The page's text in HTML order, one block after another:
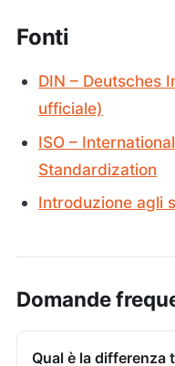
Fonti
DIN – Deutsches
ufficiale)
ISO –
Standardization
Introduzione agli
Domande
Qual è la differenza